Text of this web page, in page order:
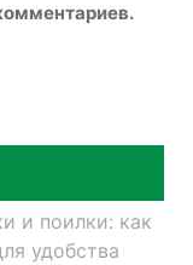
и поилки: как
удобства